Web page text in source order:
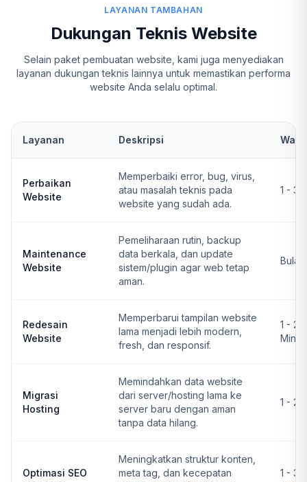
LAYANAN TAMBAHAN
Dukungan Teknis Website
Selain paket pembuatan website, kami juga menyediakan
layanan dukungan teknis lainnya untuk memastikan performa
website Anda selalu optimal.
Layanan Deskripsi
Perbaikan
Website
Memperbaiki error, bug, virus,
atau masalah teknis pada
website yang sudah ada.
1 - 3
Maintenance
Website
Pemeliharaan rutin, backup
data berkala, dan update
sistem/plugin agar web tetap
aman.
Redesain
Website
Memperbarui tampilan website
lama menjadi lebih modern,
fresh, dan responsif.
1 - 2
Migrasi
Hosting
Memindahkan data website
dari server/hosting lama ke
server baru dengan aman
tanpa data hilang.
1 - 2
Optimasi SEO
Meningkatkan struktur konten,
meta tag, dan kecepatan
1 - 3